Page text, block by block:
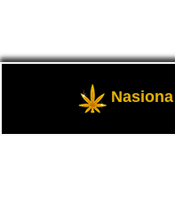
420Polska,
- Kultura marihuany,